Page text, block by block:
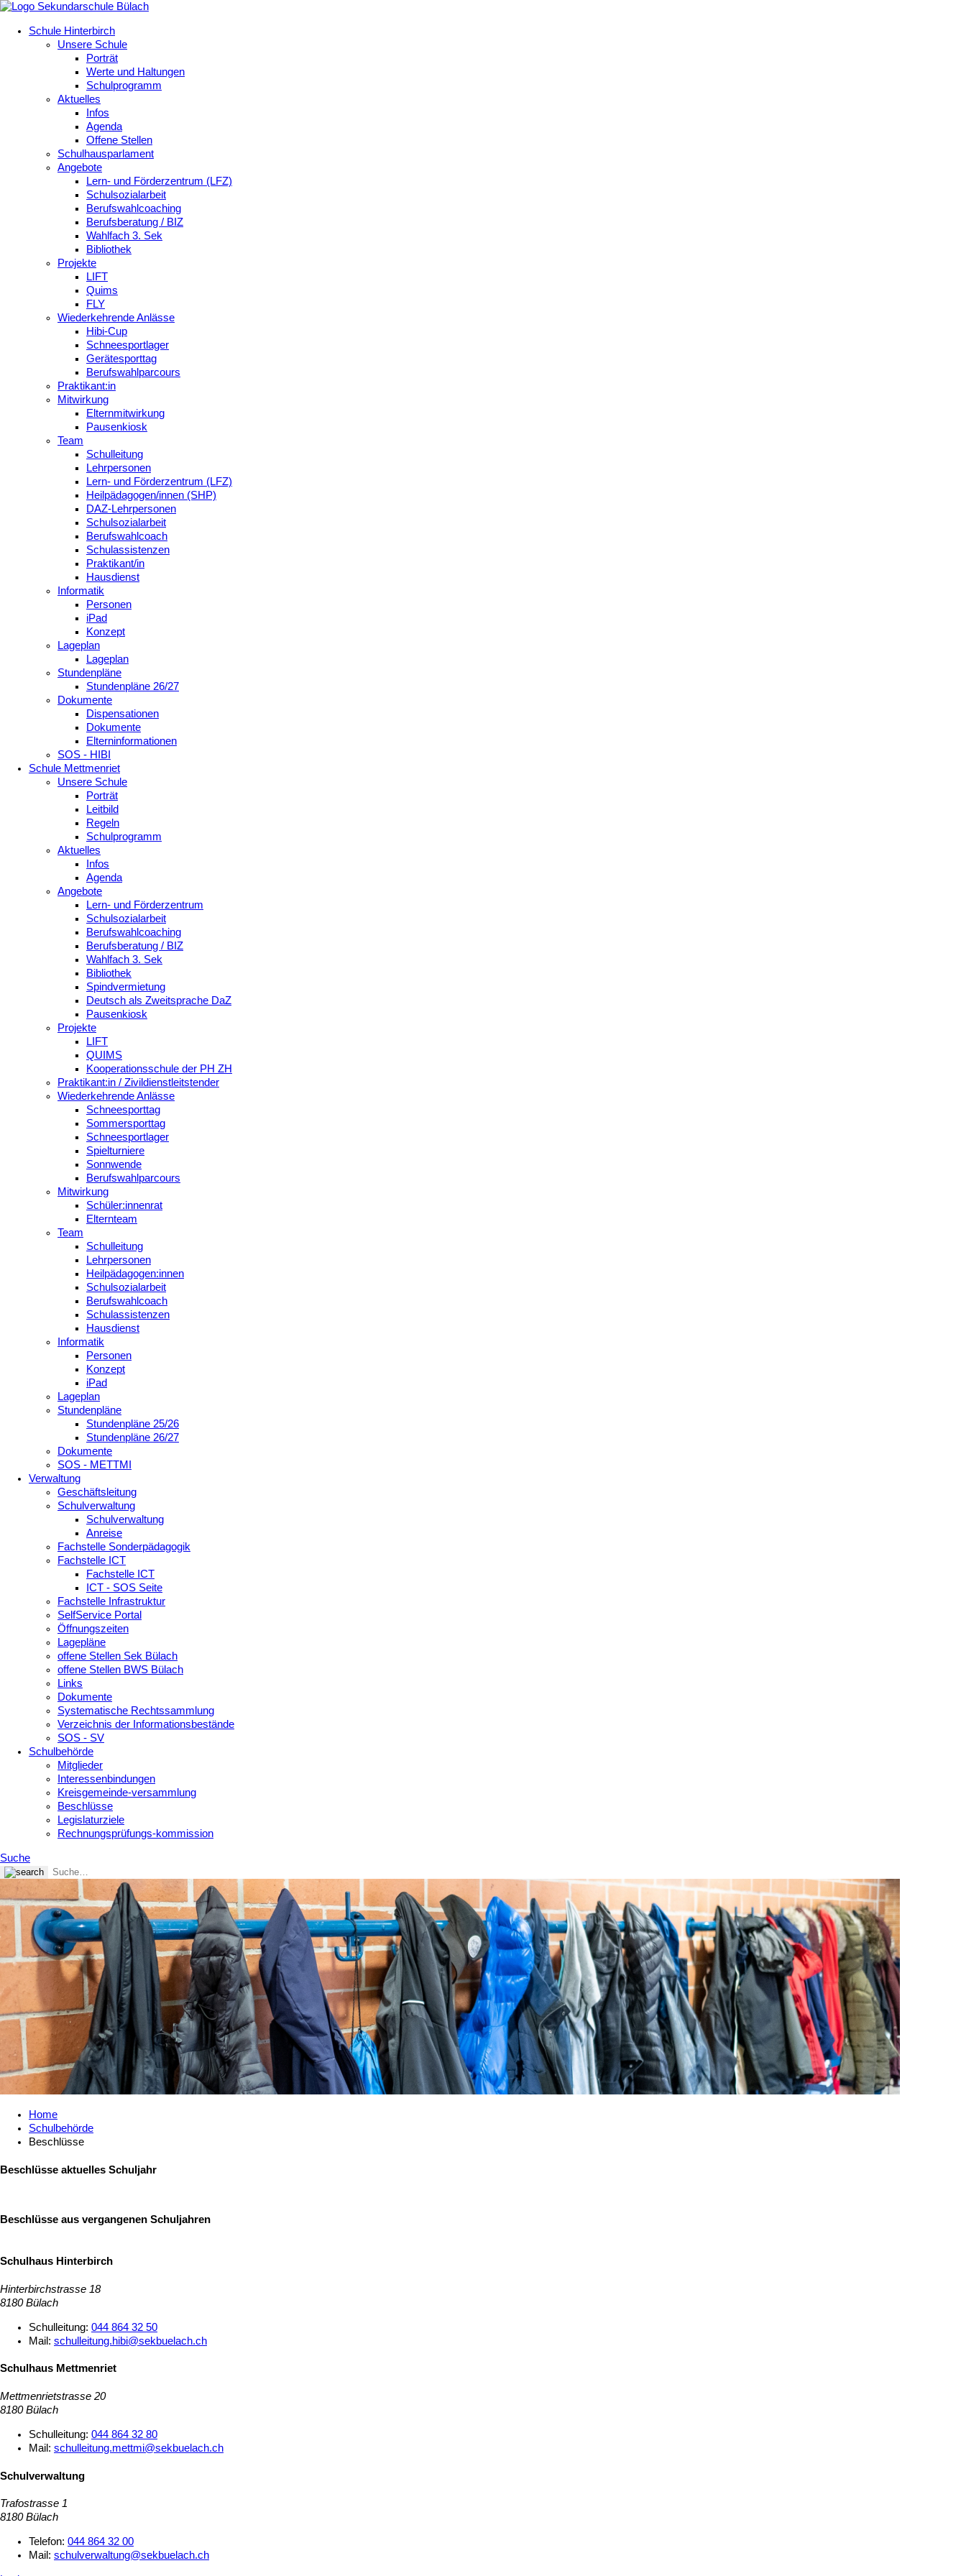
Schule Hinterbirch
Unsere Schule
Porträt
Werte und Haltungen
Schulprogramm
Aktuelles
Infos
Agenda
Offene Stellen
Schulhausparlament
Angebote
Lern- und Förderzentrum (LFZ)
Schulsozialarbeit
Berufswahlcoaching
Berufsberatung / BIZ
Wahlfach 3. Sek
Bibliothek
Projekte
LIFT
Quims
FLY
Wiederkehrende Anlässe
Hibi-Cup
Schneesportlager
Gerätesporttag
Berufswahlparcours
Praktikant:in
Mitwirkung
Elternmitwirkung
Pausenkiosk
Team
Schulleitung
Lehrpersonen
Lern- und Förderzentrum (LFZ)
Heilpädagogen/innen (SHP)
DAZ-Lehrpersonen
Schulsozialarbeit
Berufswahlcoach
Schulassistenzen
Praktikant/in
Hausdienst
Informatik
Personen
iPad
Konzept
Lageplan
Lageplan
Stundenpläne
Stundenpläne 26/27
Dokumente
Dispensationen
Dokumente
Elterninformationen
SOS - HIBI
Schule Mettmenriet
Unsere Schule
Porträt
Leitbild
Regeln
Schulprogramm
Aktuelles
Infos
Agenda
Angebote
Lern- und Förderzentrum
Schulsozialarbeit
Berufswahlcoaching
Berufsberatung / BIZ
Wahlfach 3. Sek
Bibliothek
Spindvermietung
Deutsch als Zweitsprache DaZ
Pausenkiosk
Projekte
LIFT
QUIMS
Kooperationsschule der PH ZH
Praktikant:in / Zivildienstleitstender
Wiederkehrende Anlässe
Schneesporttag
Sommersporttag
Schneesportlager
Spielturniere
Sonnwende
Berufswahlparcours
Mitwirkung
Schüler:innenrat
Elternteam
Team
Schulleitung
Lehrpersonen
Heilpädagogen:innen
Schulsozialarbeit
Berufswahlcoach
Schulassistenzen
Hausdienst
Informatik
Personen
Konzept
iPad
Lageplan
Stundenpläne
Stundenpläne 25/26
Stundenpläne 26/27
Dokumente
SOS - METTMI
Verwaltung
Geschäftsleitung
Schulverwaltung
Schulverwaltung
Anreise
Fachstelle Sonderpädagogik
Fachstelle ICT
Fachstelle ICT
ICT - SOS Seite
Fachstelle Infrastruktur
SelfService Portal
Öffnungszeiten
Lagepläne
offene Stellen Sek Bülach
offene Stellen BWS Bülach
Links
Dokumente
Systematische Rechtssammlung
Verzeichnis der Informationsbestände
SOS - SV
Schulbehörde
Mitglieder
Interessenbindungen
Kreisgemeinde-versammlung
Beschlüsse
Legislaturziele
Rechnungsprüfungs-kommission
Suche
Home
Schulbehörde
Beschlüsse
Beschlüsse aktuelles Schuljahr
Beschlüsse aus vergangenen Schuljahren
Schulhaus Hinterbirch
Hinterbirchstrasse 18
8180 Bülach
Schulleitung: 044 864 32 50
Mail: schulleitung.hibi@sekbuelach.ch
Schulhaus Mettmenriet
Mettmenrietstrasse 20
8180 Bülach
Schulleitung: 044 864 32 80
Mail: schulleitung.mettmi@sekbuelach.ch
Schulverwaltung
Trafostrasse 1
8180 Bülach
Telefon: 044 864 32 00
Mail: schulverwaltung@sekbuelach.ch